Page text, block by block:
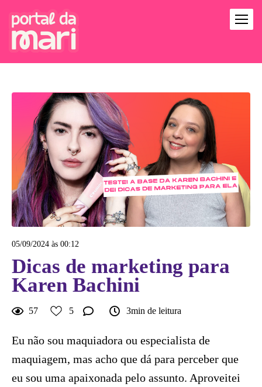
05/09/2024 às 00:12
Dicas de marketing para
Karen Bachini
57 5 3min de leitura
Eu não sou maquiadora ou especialista de
maquiagem, mas acho que dá para perceber que
eu sou uma apaixonada pelo assunto. Aproveitei